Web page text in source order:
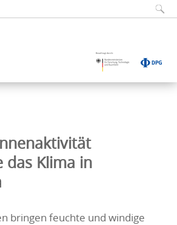
das Klima in
bringen feuchte und windige